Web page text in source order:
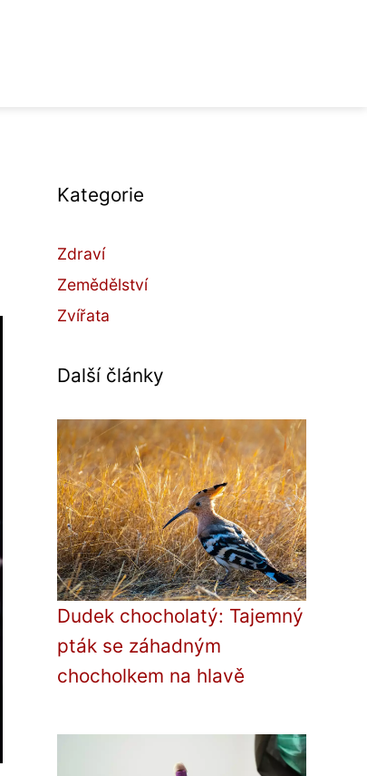
Kategorie
Zdraví
Zemědělství
Zvířata
Další články
Dudek chocholatý: Tajemný
pták se záhadným
chocholkem na hlavě